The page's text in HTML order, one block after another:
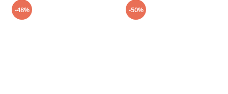
-48% -50%